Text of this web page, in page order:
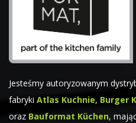
Jesteśmy autoryzowanym
fabryki Atlas Kuchnie, Burger
oraz Bauformat Küchen,